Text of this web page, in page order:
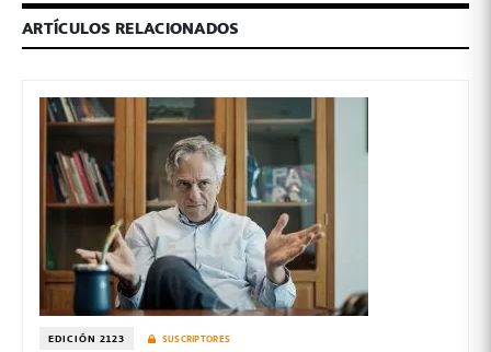
ARTÍCULOS RELACIONADOS
EDICIÓN 2123 SUSCRIPTORES